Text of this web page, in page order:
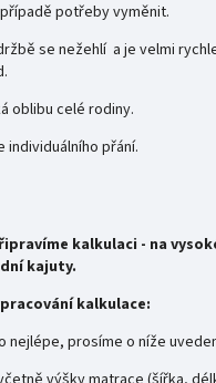
a lze v
se nežehlí a je velmi
oblibu celé rodiny.
individuálního přání.
kalkulaci - na
kajuty.
kalkulace:
nejlépe, prosíme o níže